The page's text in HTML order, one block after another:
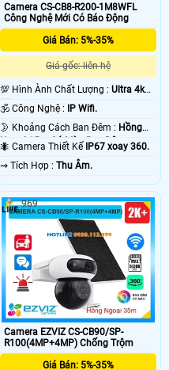
Camera CS-CB8-R200-1M8WFL
Công Nghệ Mới Có Báo Động
Giá Bán: 5%-35%
Giá gốc: liên hệ
💯 Hình Ành Chất Lượng :Ultra 4k
👍🏾 .
🕉️ Công Nghệ : IP Wifi.
🌛 Khoảng Cách Ban Đêm : Hồng
Ngoại 15m Có Màu Ban Ðêm.
🐜 Camera Thiết Kế IP67 xoay 360.
️⇝ Tích Hợp :Thu Âm.
Camera EZVIZ CS-CB90/SP-
R100(4MP+4MP) Chống Trộm
Giá Bán: 5%-35%
969